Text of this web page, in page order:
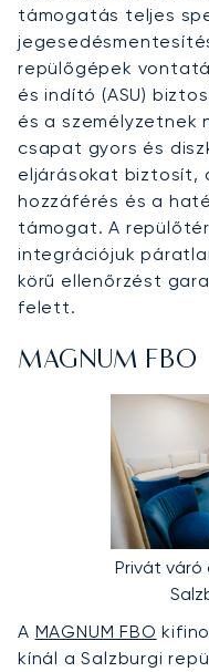
támogatás teljes
repülőgépek
és indító (ASU)
és a személyzetnek
csapat gyors és
eljárásokat biztosít,
hozzáférés és a
támogat. A
integrációjuk
körű ellenőrzést
felett.
MAGNUM FBO
Privát váró
A MAGNUM FBO
kínál a Salzburgi